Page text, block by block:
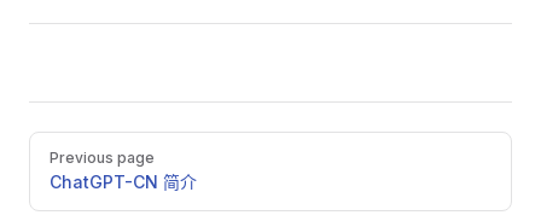
Pager
Previous page
ChatGPT-CN 简介